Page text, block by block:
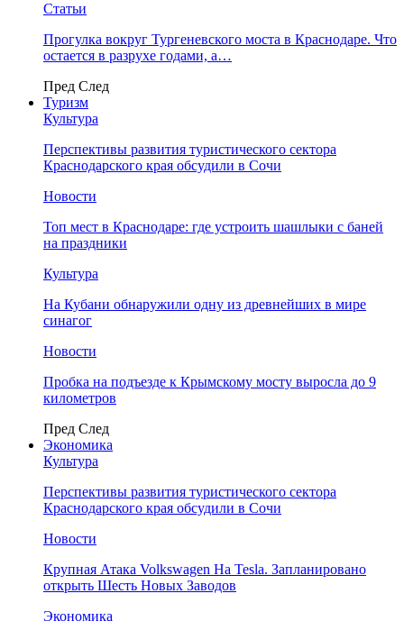
Статьи
Прогулка вокруг Тургеневского моста в Краснодаре. Что
остается в разрухе годами, а…
Пред След
Туризм
Культура
Перспективы развития туристического сектора
Краснодарского края обсудили в Сочи
Новости
Топ мест в Краснодаре: где устроить шашлыки с баней
на праздники
Культура
На Кубани обнаружили одну из древнейших в мире
синагог
Новости
Пробка на подъезде к Крымскому мосту выросла до 9
километров
Пред След
Экономика
Культура
Перспективы развития туристического сектора
Краснодарского края обсудили в Сочи
Новости
Крупная Атака Volkswagen На Tesla. Запланировано
открыть Шесть Новых Заводов
Экономика